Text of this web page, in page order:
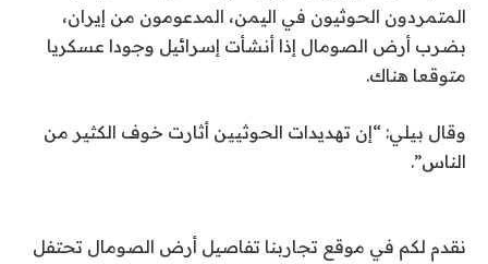
المتمردون الحوثيون في اليمن، المدعومون من إيران،
بضرب أرض الصومال إذا أنشأت إسرائيل وجودا عسكريا
متوقعا هناك.
وقال بيلي: “إن تهديدات الحوثيين أثارت خوف الكثير من
الناس”.
نقدم لكم في موقع تجاربنا تفاصيل أرض الصومال تحتفل